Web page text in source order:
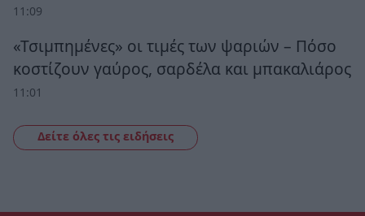
11:09
«Τσιμπημένες» οι τιμές των ψαριών – Πόσο
κοστίζουν γαύρος, σαρδέλα και μπακαλιάρος
11:01
Δείτε όλες τις ειδήσεις